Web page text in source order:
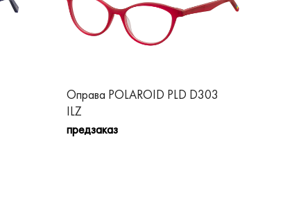
Оправа POLAROID PLD D303
ILZ
предзаказ